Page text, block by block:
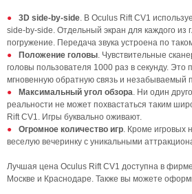
3D side-by-side. В Oculus Rift CV1
side-by-side. Отдельный экран для каждого из
погружение. Передача звука устроена по
Положение головы. Чувствительные
головы пользователя 1000 раз в секунду. Это
мгновенную обратную связь и незабываемый
Максимальный угол обзора. Ни один
реальности не может похвастаться таким
Rift CV1. Игры буквально оживают.
Огромное количество игр. Кроме игровых
веселую вечеринку с уникальными
Лучшая цена Oculus Rift CV1 доступна в
Москве и Краснодаре. Также вы можете